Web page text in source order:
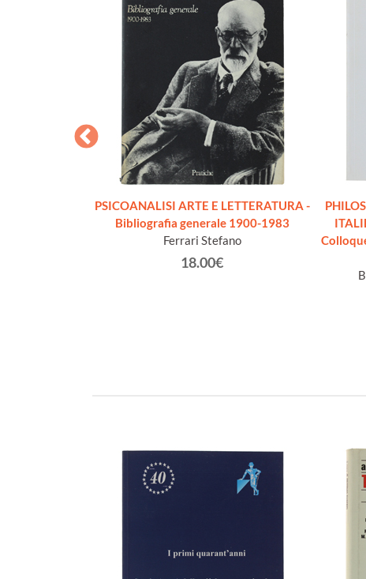
PSICOANALISI ARTE E LETTERATURA -
Bibliografia generale 1900-1983
Ferrari Stefano
18.00€